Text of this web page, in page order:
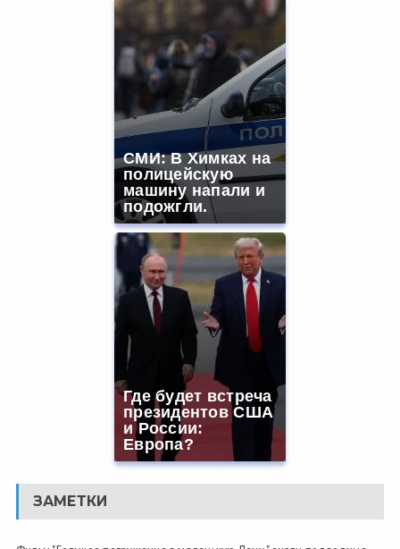
СМИ: В Химках на
полицейскую
машину напали и
подожгли.
Где будет встреча
президентов США
и России:
Европа?
ЗАМЕТКИ